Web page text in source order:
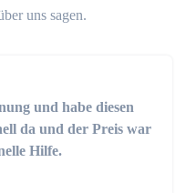
uns sagen.
und habe diesen
da und der Preis war
Hilfe.